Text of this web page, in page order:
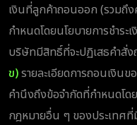
เงินที่ลูกค้าถอนออก (รวมถึ
กำหนดโดยนโยบายการชำร
บริษัทมีสิทธิ์ที่จะปฏิเสธคำสั่ง
ข)รายละเอียดการถอนเงิน
คำนึงถึงข้อจำกัดที่กำหนดโด
กฎหมายอื่น ๆ ของประเทศที่